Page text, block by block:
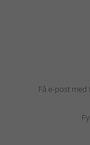
Få e-post